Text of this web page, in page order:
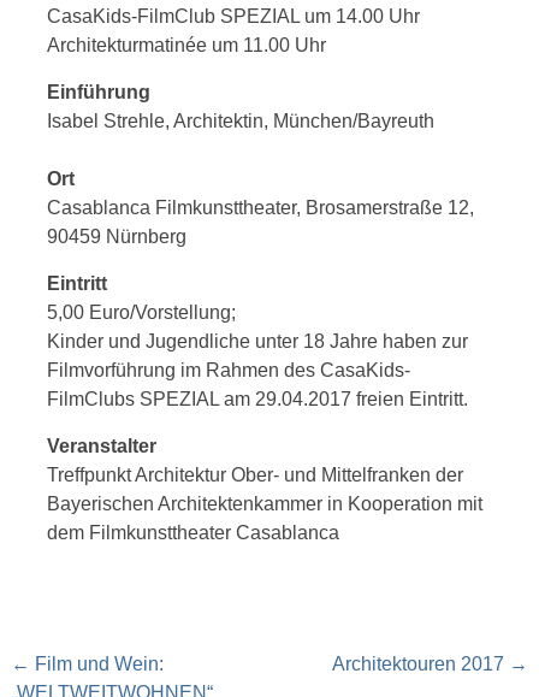
CasaKids-FilmClub SPEZIAL um 14.00 Uhr
Architekturmatinée um 11.00 Uhr
Einführung
Isabel Strehle, Architektin, München/Bayreuth
Ort
Casablanca Filmkunsttheater, Brosamerstraße 12,
90459 Nürnberg
Eintritt
5,00 Euro/Vorstellung;
Kinder und Jugendliche unter 18 Jahre haben zur
Filmvorführung im Rahmen des CasaKids-
FilmClubs SPEZIAL am 29.04.2017 freien Eintritt.
Veranstalter
Treffpunkt Architektur Ober- und Mittelfranken der
Bayerischen Architektenkammer in Kooperation mit
dem Filmkunsttheater Casablanca
Post
navigation
← Film und Wein:
Architektouren 2017 →